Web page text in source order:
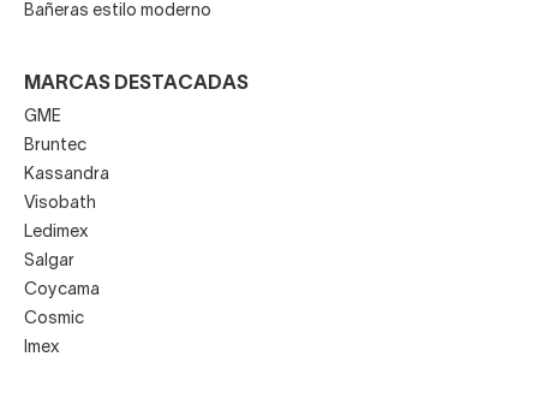
Bañeras estilo moderno
MARCAS DESTACADAS
GME
Bruntec
Kassandra
Visobath
Ledimex
Salgar
Coycama
Cosmic
Imex